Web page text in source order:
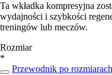
Ta wkładka kompresyjna
wydajności i szybkości
treningów lub meczów.
Rozmiar
*
Przewodnik po rozmiarach